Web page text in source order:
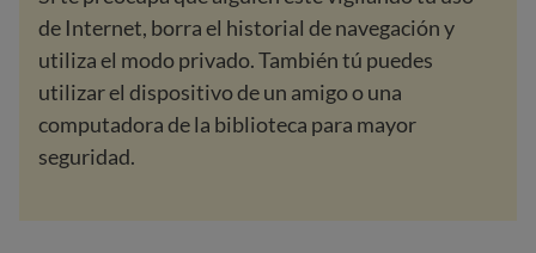
de Internet, borra el historial de navegación y
utiliza el modo privado. También tú puedes
utilizar el dispositivo de un amigo o una
computadora de la biblioteca para mayor
seguridad.